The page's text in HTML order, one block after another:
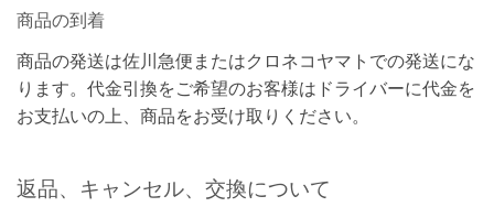
商品の到着
商品の発送は佐川急便またはクロネコヤマトでの発送にな
ります。代金引換をご希望のお客様はドライバーに代金を
お支払いの上、商品をお受け取りください。
返品、キャンセル、交換について